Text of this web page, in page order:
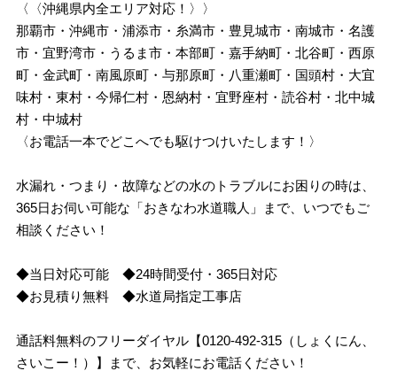
〈〈沖縄県内全エリア対応！〉〉
那覇市・沖縄市・浦添市・糸満市・豊見城市・南城市・名護
市・宜野湾市・うるま市・本部町・嘉手納町・北谷町・西原
町・金武町・南風原町・与那原町・八重瀬町・国頭村・大宜
味村・東村・今帰仁村・恩納村・宜野座村・読谷村・北中城
村・中城村
〈お電話一本でどこへでも駆けつけいたします！〉
水漏れ・つまり・故障などの水のトラブルにお困りの時は、
365日お伺い可能な「おきなわ水道職人」まで、いつでもご
相談ください！
◆当日対応可能 ◆24時間受付・365日対応
◆お見積り無料 ◆水道局指定工事店
通話料無料のフリーダイヤル【0120-492-315（しょくにん、
さいこー！）】まで、お気軽にお電話ください！